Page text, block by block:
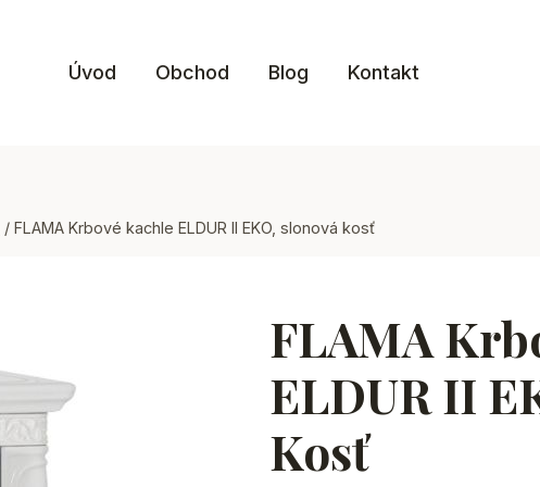
Úvod Obchod Blog Kontakt
/ FLAMA Krbové kachle ELDUR II EKO, slonová kosť
FLAMA
ELDUR II
Kosť